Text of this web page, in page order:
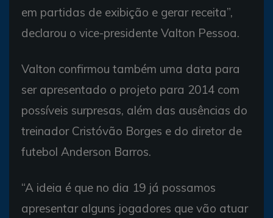
em partidas de exibição e gerar receita”,
declarou o vice-presidente Valton Pessoa.
Valton confirmou também uma data para
ser apresentado o projeto para 2014 com
possíveis surpresas, além das ausências do
treinador Cristóvão Borges e do diretor de
futebol Anderson Barros.
“A ideia é que no dia 19 já possamos
apresentar alguns jogadores que vão atuar